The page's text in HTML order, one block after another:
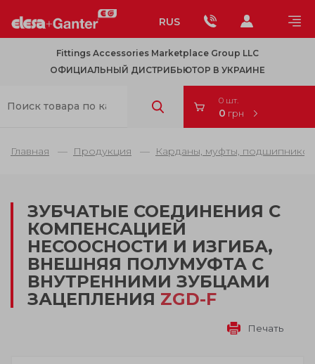
RUS
Fittings Accessories Marketplace Group LLC
ОФИЦИАЛЬНЫЙ ДИСТРИБЬЮТОР В УКРАИНЕ
0 шт.
0 грн
Главная Продукция Карданы, муфты,
ЗУБЧАТЫЕ СОЕДИНЕНИЯ С
КОМПЕНСАЦИЕЙ
НЕСООСНОСТИ И ИЗГИБА,
ВНЕШНЯЯ ПОЛУМУФТА С
ВНУТРЕННИМИ ЗУБЦАМИ
ЗАЦЕПЛЕНИЯ ZGD-F
Печать